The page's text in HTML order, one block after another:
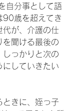
自分事として語
90歳を超えてき
代が、介護の仕
を聞ける最後の
しっかりと次の
にしていきたい
ときに、姪っ子